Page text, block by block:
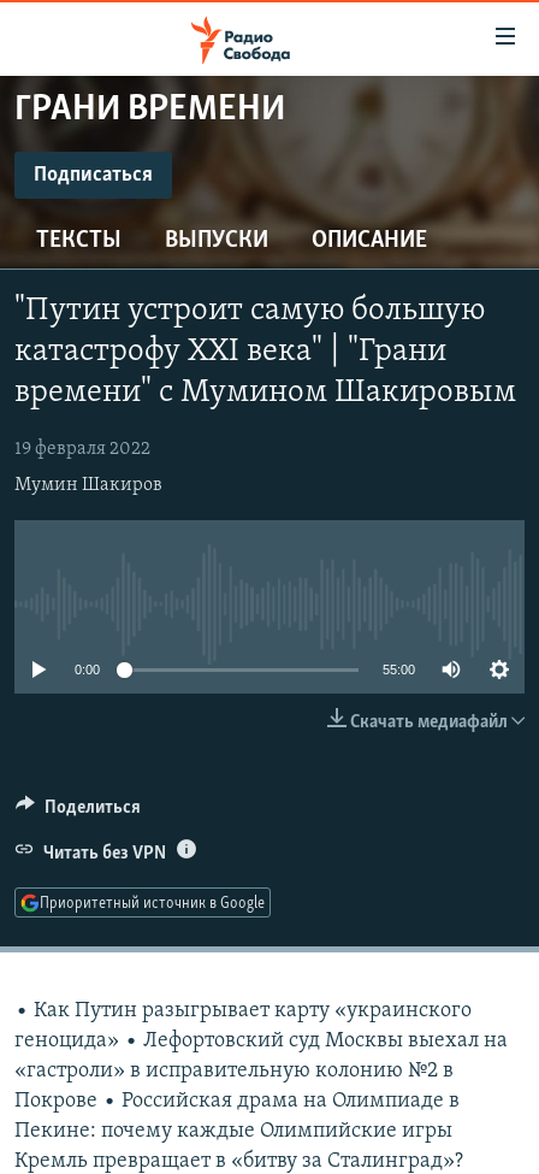
упрощенного
Вернуться
основному
содержанию
Вернутся
главной
навигации
поиску
ПРОГРАММЫ
ПОДКАСТЫ
МНЕНИЯ
КУЛЬТУРА
IDEL.РЕАЛИИ
СЕВЕР.РЕАЛИИ
СИБИРЬ.РЕАЛИИ
СОЦИАЛЬНЫЕ СЕТИ
ГРАНИ ВРЕМЕНИ
Подписаться
ПОДПИСАТЬСЯ
CastBox
ТЕКСТЫ ВЫПУСКИ ОПИСАНИЕ
"Путин устроит самую большую
катастрофу XXI века" | "Грани
времени" с Мумином Шакировым
19 февраля 2022
Мумин Шакиров
0:00 55:00
Скачать медиафайл
Поделиться
Читать без VPN
Приоритетный источник в Google
• Как Путин разыгрывает карту «украинского
геноцида» • Лефортовский суд Москвы выехал на
«гастроли» в исправительную колонию №2 в
Покрове • Российская драма на Олимпиаде в
Пекине: почему каждые Олимпийские игры
Кремль превращает в «битву за Сталинград»?